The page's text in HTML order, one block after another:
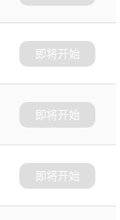
即将开始
即将开始
即将开始